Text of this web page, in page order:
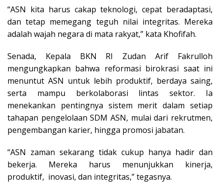
“ASN kita harus cakap teknologi, cepat beradaptasi,
dan tetap memegang teguh nilai integritas. Mereka
adalah wajah negara di mata rakyat,” kata Khofifah.
Senada, Kepala BKN RI Zudan Arif Fakrulloh
mengungkapkan bahwa reformasi birokrasi saat ini
menuntut ASN untuk lebih produktif, berdaya saing,
serta mampu berkolaborasi lintas sektor. Ia
menekankan pentingnya sistem merit dalam setiap
tahapan pengelolaan SDM ASN, mulai dari rekrutmen,
pengembangan karier, hingga promosi jabatan.
“ASN zaman sekarang tidak cukup hanya hadir dan
bekerja. Mereka harus menunjukkan kinerja,
produktif, inovasi, dan integritas,” tegasnya.